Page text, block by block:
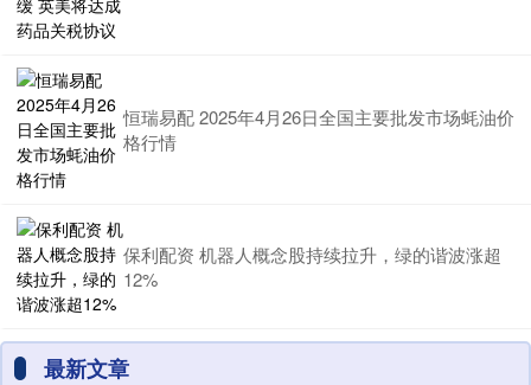
恒瑞易配 2025年4月26日全国主要批发市场蚝油价
格行情
保利配资 机器人概念股持续拉升，绿的谐波涨超
12%
最新文章